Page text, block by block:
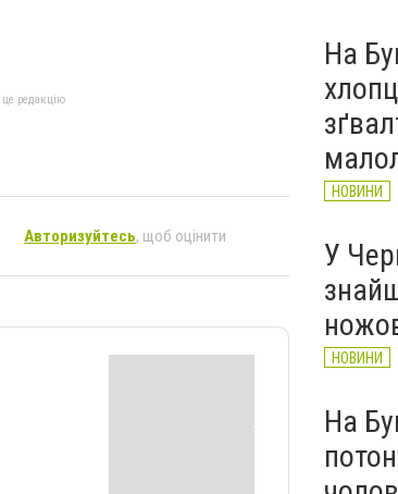
редакцію
Авторизуйтесь, щоб оцінити
На
НОВИНИ
У
НОВИНИ
На